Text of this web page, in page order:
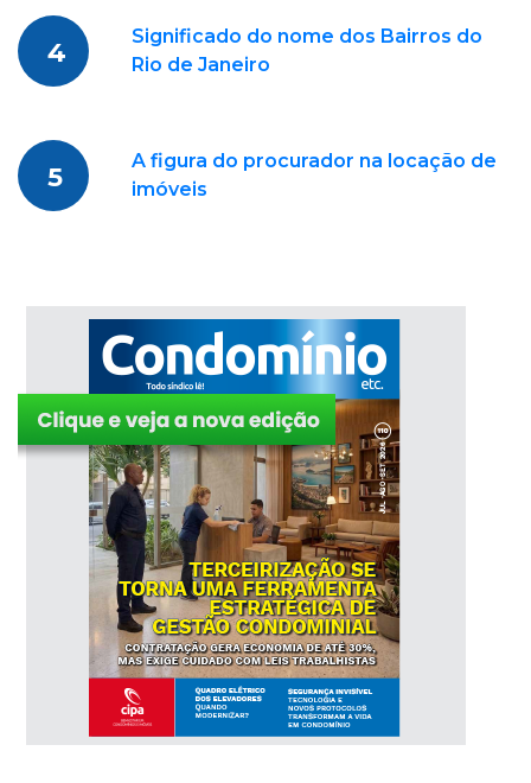
4
Significado do nome dos Bairros do
Rio de Janeiro
5
A figura do procurador na locação de
imóveis